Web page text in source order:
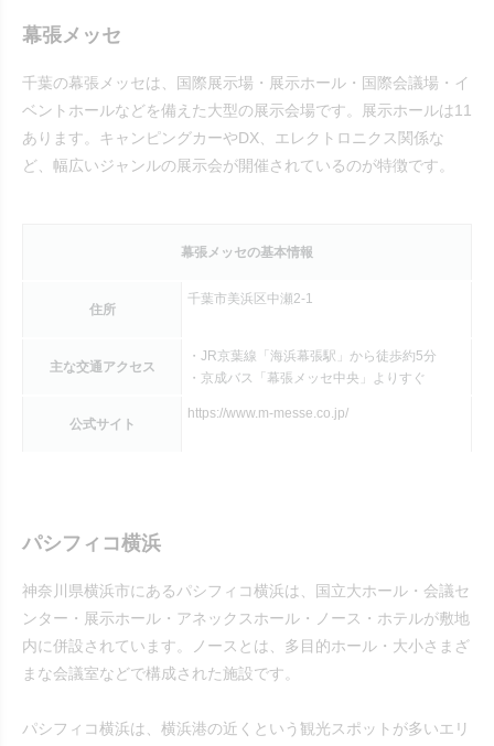
幕張メッセ
千葉の幕張メッセは、国際展示場・展示ホール・国際会議場・イ
ベントホールなどを備えた大型の展示会場です。展示ホールは11
あります。キャンピングカーやDX、エレクトロニクス関係な
ど、幅広いジャンルの展示会が開催されているのが特徴です。
幕張メッセの基本情報
住所
千葉市美浜区中瀬2-1
主な交通アクセス
・JR京葉線「海浜幕張駅」から徒歩約5分
・京成バス「幕張メッセ中央」よりすぐ
公式サイト
https://www.m-messe.co.jp/
パシフィコ横浜
神奈川県横浜市にあるパシフィコ横浜は、国立大ホール・会議セ
ンター・展示ホール・アネックスホール・ノース・ホテルが敷地
内に併設されています。ノースとは、多目的ホール・大小さまざ
まな会議室などで構成された施設です。
パシフィコ横浜は、横浜港の近くという観光スポットが多いエリ